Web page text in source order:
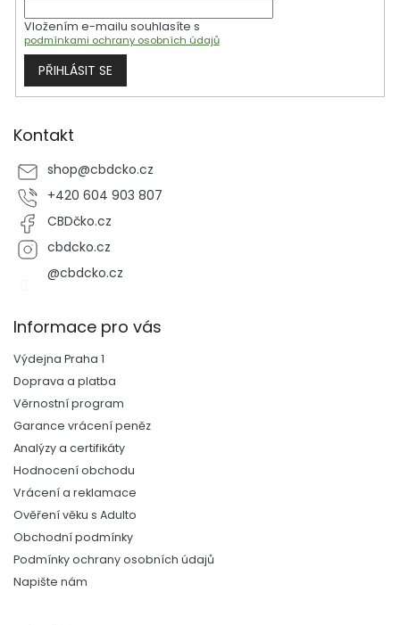
Vložením e-mailu souhlasíte s
podmínkami ochrany osobních údajů
PŘIHLÁSIT SE
Kontakt
shop@cbdcko.cz
+420 604 903 807
CBDčko.cz
cbdcko.cz
@cbdcko.cz
Informace pro vás
Výdejna Praha 1
Doprava a platba
Věrnostní program
Garance vrácení peněz
Analýzy a certifikáty
Hodnocení obchodu
Vrácení a reklamace
Ověření věku s Adulto
Obchodní podmínky
Podmínky ochrany osobních údajů
Napište nám